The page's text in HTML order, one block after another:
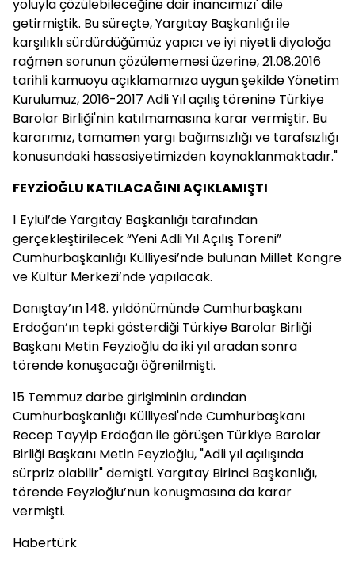
yoluyla çözülebileceğine dair inancımızı' dile
getirmiştik. Bu süreçte, Yargıtay Başkanlığı ile
karşılıklı sürdürdüğümüz yapıcı ve iyi niyetli diyaloğa
rağmen sorunun çözülememesi üzerine, 21.08.2016
tarihli kamuoyu açıklamamıza uygun şekilde Yönetim
Kurulumuz, 2016-2017 Adli Yıl açılış törenine Türkiye
Barolar Birliği'nin katılmamasına karar vermiştir. Bu
kararımız, tamamen yargı bağımsızlığı ve tarafsızlığı
konusundaki hassasiyetimizden kaynaklanmaktadır."
FEYZİOĞLU KATILACAĞINI AÇIKLAMIŞTI
1 Eylül’de Yargıtay Başkanlığı tarafından
gerçekleştirilecek “Yeni Adli Yıl Açılış Töreni”
Cumhurbaşkanlığı Külliyesi’nde bulunan Millet Kongre
ve Kültür Merkezi’nde yapılacak.
Danıştay’ın 148. yıldönümünde Cumhurbaşkanı
Erdoğan’ın tepki gösterdiği Türkiye Barolar Birliği
Başkanı Metin Feyzioğlu da iki yıl aradan sonra
törende konuşacağı öğrenilmişti.
15 Temmuz darbe girişiminin ardından
Cumhurbaşkanlığı Külliyesi'nde Cumhurbaşkanı
Recep Tayyip Erdoğan ile görüşen Türkiye Barolar
Birliği Başkanı Metin Feyzioğlu, "Adli yıl açılışında
sürpriz olabilir" demişti. Yargıtay Birinci Başkanlığı,
törende Feyzioğlu’nun konuşmasına da karar
vermişti.
Habertürk